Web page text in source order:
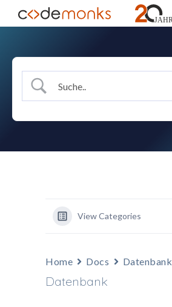
View Categories
Home Docs Datenbank
Datenbank